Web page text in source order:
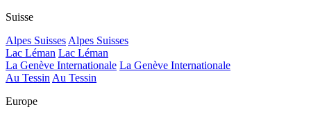
Suisse
Alpes Suisses Alpes Suisses
Lac Léman Lac Léman
La Genève Internationale La Genève Internationale
Au Tessin Au Tessin
Europe